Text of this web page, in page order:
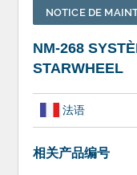
NOTICE DE
NM-268
STARWHEEL
法语
相关产品编号